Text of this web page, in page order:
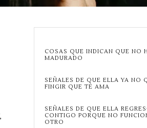
COSAS QUE INDICAN QUE NO
MADURADO
SEÑALES DE QUE ELLA YA NO
FINGIR QUE TE AMA
SEÑALES DE QUE ELLA
CONTIGO PORQUE NO
OTRO